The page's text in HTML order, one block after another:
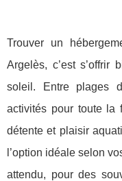
Trouver un
Argelès, c’est s’offrir
soleil. Entre plages
activités pour toute la
détente et plaisir
l’option idéale selon
attendu, pour des